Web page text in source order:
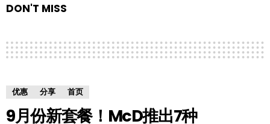
DON'T MISS
优惠 分享 首页
9月份新套餐！McD推出7种